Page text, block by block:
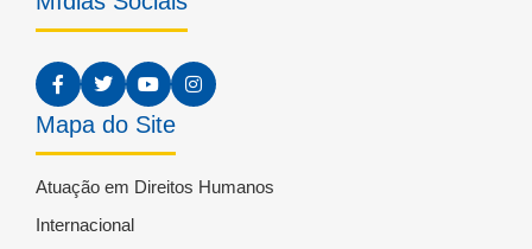
Mapa do Site
Atuação em Direitos Humanos
Internacional